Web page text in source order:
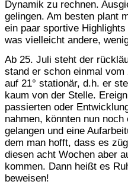
Dynamik zu rechnen.
gelingen. Am besten plant
ein paar sportive
was vielleicht andere,
Ab 25. Juli steht der
stand er schon einmal
auf 21° stationär, d.h. er
kaum von der Stelle.
passierten oder
nahmen, könnten nun
gelangen und eine
dem man hofft, dass es
diesen acht Wochen aber
kommen. Dann heißt es
beweisen!